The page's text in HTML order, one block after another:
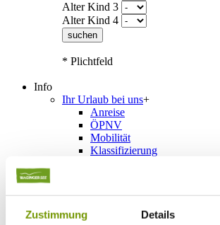
Zustimmung Details
Alter Kind 3
Alter Kind 4
suchen
* Plichtfeld
Info
Ihr Urlaub bei uns+
Anreise
ÖPNV
Mobilität
Klassifizierung
Veranstaltungskalender